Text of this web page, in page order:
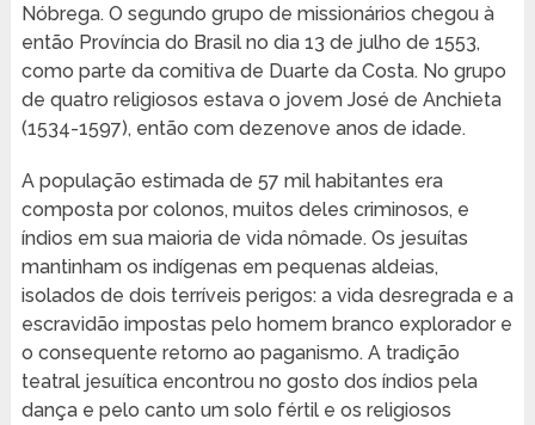
Nóbrega. O segundo grupo de missionários chegou à
então Província do Brasil no dia 13 de julho de 1553,
como parte da comitiva de Duarte da Costa. No grupo
de quatro religiosos estava o jovem José de Anchieta
(1534-1597), então com dezenove anos de idade.
A população estimada de 57 mil habitantes era
composta por colonos, muitos deles criminosos, e
índios em sua maioria de vida nômade. Os jesuítas
mantinham os indígenas em pequenas aldeias,
isolados de dois terríveis perigos: a vida desregrada e a
escravidão impostas pelo homem branco explorador e
o consequente retorno ao paganismo. A tradição
teatral jesuítica encontrou no gosto dos índios pela
dança e pelo canto um solo fértil e os religiosos